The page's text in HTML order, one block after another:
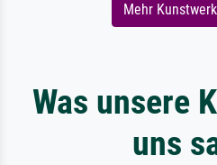
Mehr
Was unsere
uns